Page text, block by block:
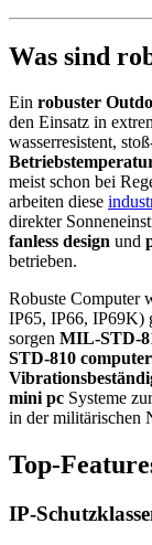
Was sind
Ein robuster
den Einsatz in
wasserresistent,
meist schon bei
arbeiten diese
direkter
fanless design und
betrieben.
Robuste Computer
IP65, IP66, IP69K)
sorgen MIL-STD-
STD-810 computer
mini pc Systeme
in der militärischen
Top-
IP-